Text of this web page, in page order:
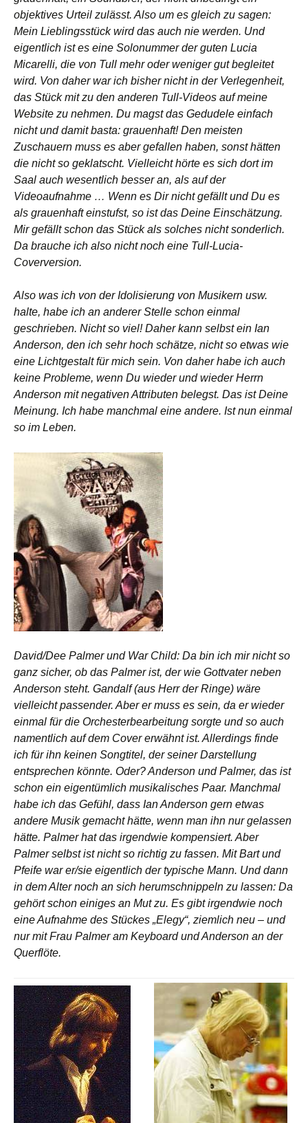
objektives Urteil zulässt. Also um es gleich zu sagen:
Mein Lieblingsstück wird das auch nie werden. Und
eigentlich ist es eine Solonummer der guten Lucia
Micarelli, die von Tull mehr oder weniger gut begleitet
wird. Von daher war ich bisher nicht in der Verlegenheit,
das Stück mit zu den anderen Tull-Videos auf meine
Website zu nehmen. Du magst das Gedudele einfach
nicht und damit basta: grauenhaft! Den meisten
Zuschauern muss es aber gefallen haben, sonst hätten
die nicht so geklatscht. Vielleicht hörte es sich dort im
Saal auch wesentlich besser an, als auf der
Videoaufnahme … Wenn es Dir nicht gefällt und Du es
als grauenhaft einstufst, so ist das Deine Einschätzung.
Mir gefällt schon das Stück als solches nicht sonderlich.
Da brauche ich also nicht noch eine Tull-Lucia-
Coverversion.
Also was ich von der Idolisierung von Musikern usw.
halte, habe ich an anderer Stelle schon einmal
geschrieben. Nicht so viel! Daher kann selbst ein Ian
Anderson, den ich sehr hoch schätze, nicht so etwas wie
eine Lichtgestalt für mich sein. Von daher habe ich auch
keine Probleme, wenn Du wieder und wieder Herrn
Anderson mit negativen Attributen belegst. Das ist Deine
Meinung. Ich habe manchmal eine andere. Ist nun einmal
so im Leben.
David/Dee Palmer und War Child: Da bin ich mir nicht so
ganz sicher, ob das Palmer ist, der wie Gottvater neben
Anderson steht. Gandalf (aus Herr der Ringe) wäre
vielleicht passender. Aber er muss es sein, da er wieder
einmal für die Orchesterbearbeitung sorgte und so auch
namentlich auf dem Cover erwähnt ist. Allerdings finde
ich für ihn keinen Songtitel, der seiner Darstellung
entsprechen könnte. Oder? Anderson und Palmer, das ist
schon ein eigentümlich musikalisches Paar. Manchmal
habe ich das Gefühl, dass Ian Anderson gern etwas
andere Musik gemacht hätte, wenn man ihn nur gelassen
hätte. Palmer hat das irgendwie kompensiert. Aber
Palmer selbst ist nicht so richtig zu fassen. Mit Bart und
Pfeife war er/sie eigentlich der typische Mann. Und dann
in dem Alter noch an sich herumschnippeln zu lassen: Da
gehört schon einiges an Mut zu. Es gibt irgendwie noch
eine Aufnahme des Stückes „Elegy“, ziemlich neu – und
nur mit Frau Palmer am Keyboard und Anderson an der
Querflöte.